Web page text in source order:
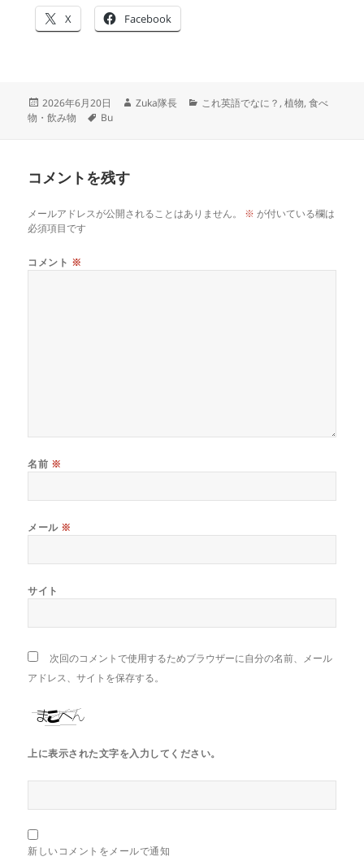
X Facebook
投
稿
2026年6月20日
作
Zuka隊長
カ
これ英語でなに？ ,植物,食べ
物・飲み物
タ
Bu
コメントを残す
メールアドレスが公開されることはありません。 ※ が付いている欄は
必須項目です
コメント ※
名前 ※
メール ※
サイト
次回のコメントで使用するためブラウザーに自分の名前、メール
アドレス、サイトを保存する。
上に表示された文字を入力してください。
新しいコメントをメールで通知